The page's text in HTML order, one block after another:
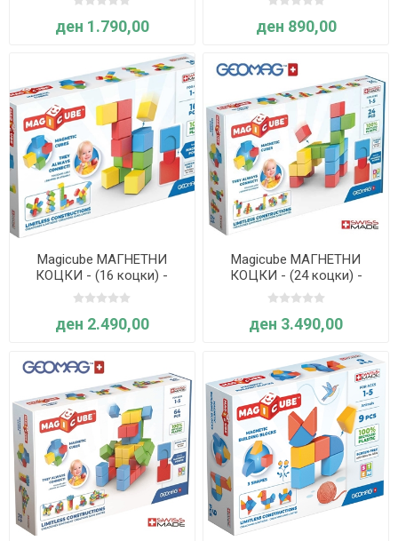
ден 1.790,00 ден 890,00
Magicube МАГНЕТНИ
КОЦКИ - (16 коцки) -
Geomag
ден 2.490,00
Magicube МАГНЕТНИ
КОЦКИ - (24 коцки) -
Geomag
ден 3.490,00